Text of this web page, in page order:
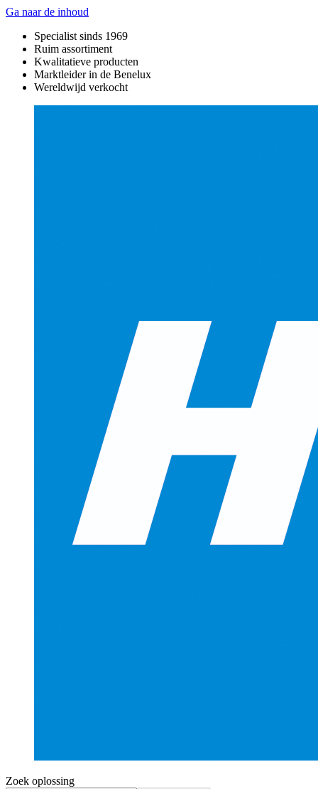
Ga naar de inhoud
Specialist sinds 1969
Ruim assortiment
Kwalitatieve producten
Marktleider in de Benelux
Wereldwijd verkocht
Zoek oplossing